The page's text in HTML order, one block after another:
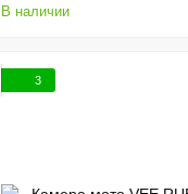
В наличии
3